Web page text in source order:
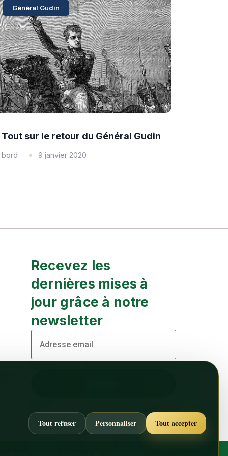
Général Gudin
Tout sur le retour du Général Gudin
bord 9 janvier 2020
Recevez les
dernières mises à
jour grâce à notre
newsletter
Tout refuser Personnaliser Tout accepter